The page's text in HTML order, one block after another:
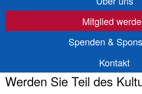
Mitglied
Spenden &
Kontakt
Werden Sie Teil des